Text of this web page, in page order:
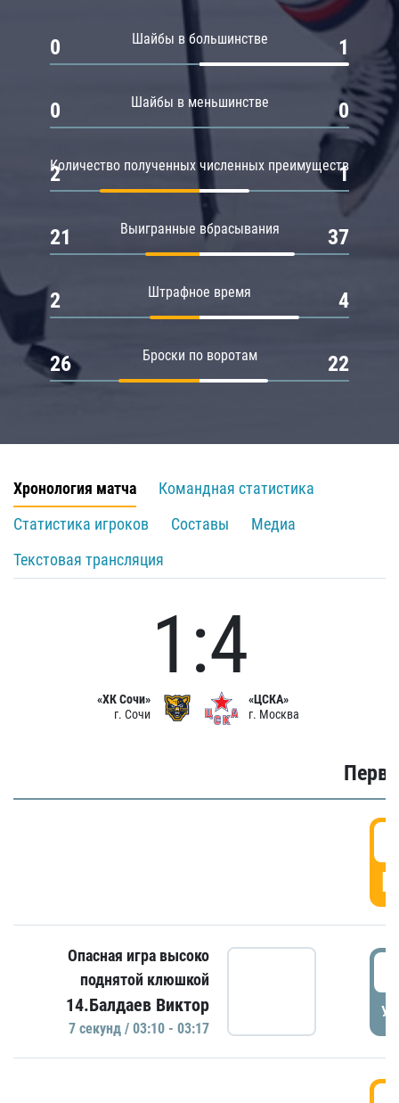
Шайбы в большинстве
0 1
Шайбы в меньшинстве
0 0
Количество полученных численных преимуществ
2 1
Выигранные вбрасывания
21 37
Штрафное время
2 4
Броски по воротам
26 22
Хронология матча
Командная статистика
Статистика игроков
Составы
Медиа
Текстовая трансляция
«ХК Сочи»
г. Сочи
1:4
«ЦСКА»
г. Москва
Опасная игра высоко
поднятой клюшкой
14.Балдаев Виктор
7 секунд / 03:10 - 03:17